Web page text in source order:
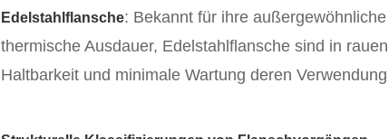
Edelstahlflansche: Bekannt für ihre
thermische Ausdauer, Edelstahlflansche sind in
Haltbarkeit und minimale Wartung deren